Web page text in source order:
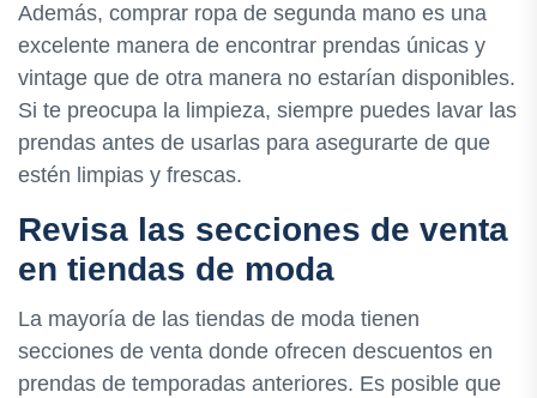
Además, comprar ropa de segunda mano es una
excelente manera de encontrar prendas únicas y
vintage que de otra manera no estarían disponibles.
Si te preocupa la limpieza, siempre puedes lavar las
prendas antes de usarlas para asegurarte de que
estén limpias y frescas.
Revisa las secciones de venta
en tiendas de moda
La mayoría de las tiendas de moda tienen
secciones de venta donde ofrecen descuentos en
prendas de temporadas anteriores. Es posible que